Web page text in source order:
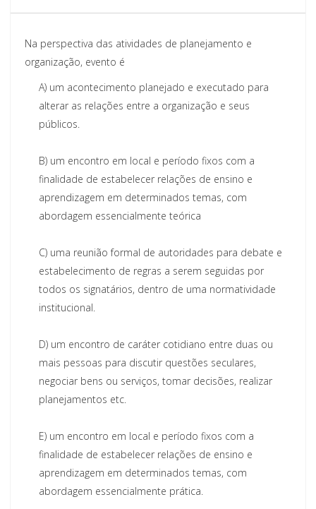
Na perspectiva das atividades de planejamento e
organização, evento é
A) um acontecimento planejado e executado para
alterar as relações entre a organização e seus
públicos.
B) um encontro em local e período fixos com a
finalidade de estabelecer relações de ensino e
aprendizagem em determinados temas, com
abordagem essencialmente teórica
C) uma reunião formal de autoridades para debate e
estabelecimento de regras a serem seguidas por
todos os signatários, dentro de uma normatividade
institucional.
D) um encontro de caráter cotidiano entre duas ou
mais pessoas para discutir questões seculares,
negociar bens ou serviços, tomar decisões, realizar
planejamentos etc.
E) um encontro em local e período fixos com a
finalidade de estabelecer relações de ensino e
aprendizagem em determinados temas, com
abordagem essencialmente prática.